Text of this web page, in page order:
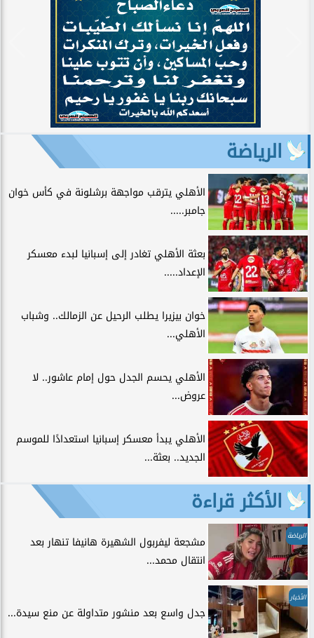
الرياضة
الأهلي يترقب مواجهة برشلونة في كأس خوان
جامبر.....
بعثة الأهلي تغادر إلى إسبانيا لبدء معسكر
الإعداد.....
خوان بيزيرا يطلب الرحيل عن الزمالك.. وشباب
الأهلي...
الأهلي يحسم الجدل حول إمام عاشور.. لا
عروض...
الأهلي يبدأ معسكر إسبانيا استعدادًا للموسم
الجديد.. بعثة...
الأكثر قراءة
الرياضة
مشجعة ليفربول الشهيرة هانيفا تنهار بعد
انتقال محمد...
الأخبار
جدل واسع بعد منشور متداولة عن منع سيدة...